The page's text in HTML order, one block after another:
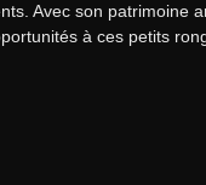
Avec son patrimoine
à ces petits